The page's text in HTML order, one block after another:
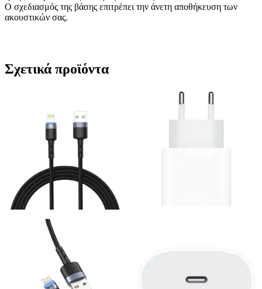
Ο σχεδιασμός της βάσης επιτρέπει την άνετη αποθήκευση των
ακουστικών σας.
Σχετικά προϊόντα